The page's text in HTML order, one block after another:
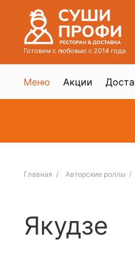
Готовим с любовью с 2014 года
Меню Акции
Главная Авторские роллы
Якудзе